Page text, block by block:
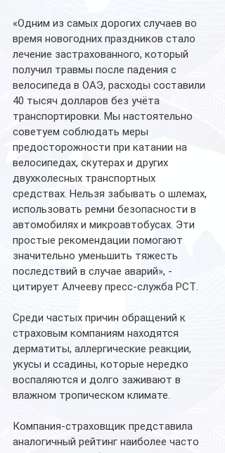
«Одним из самых дорогих случаев во
время новогодних праздников стало
лечение застрахованного, который
получил травмы после падения с
велосипеда в ОАЭ, расходы составили
40 тысяч долларов без учёта
транспортировки. Мы настоятельно
советуем соблюдать меры
предосторожности при катании на
велосипедах, скутерах и других
двухколесных транспортных
средствах. Нельзя забывать о шлемах,
использовать ремни безопасности в
автомобилях и микроавтобусах. Эти
простые рекомендации помогают
значительно уменьшить тяжесть
последствий в случае аварий», -
цитирует Алчееву пресс-служба РСТ.
Среди частых причин обращений к
страховым компаниям находятся
дерматиты, аллергические реакции,
укусы и ссадины, которые нередко
воспаляются и долго заживают в
влажном тропическом климате.
Компания-страховщик представила
аналогичный рейтинг наиболее часто